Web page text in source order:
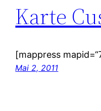
Karte
[mappress
Mai 2, 2011